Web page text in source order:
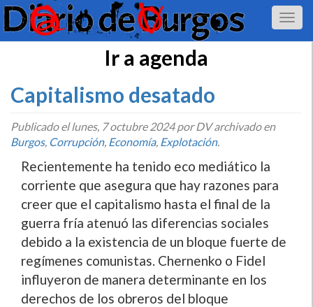
Ir a agenda
Capitalismo desatado
Publicado ellunes, 7 octubre 2024por DV archivado en
Burgos, Corrupción, Economí­a, Explotación.
Recientemente ha tenido eco mediático la
corriente que asegura que hay razones para
creer que el capitalismo hasta el final de la
guerra fría atenuó las diferencias sociales
debido a la existencia de un bloque fuerte de
regímenes comunistas. Chernenko o Fidel
influyeron de manera determinante en los
derechos de los obreros del bloque